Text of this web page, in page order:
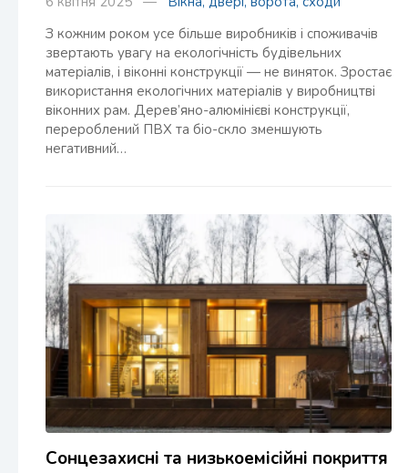
З кожним роком усе більше виробників і споживачів
звертають увагу на екологічність будівельних
матеріалів, і віконні конструкції — не виняток. Зростає
використання екологічних матеріалів у виробництві
віконних рам. Дерев’яно-алюмінієві конструкції,
перероблений ПВХ та біо-скло зменшують
негативний…
Сонцезахисні та низькоемісійні покриття